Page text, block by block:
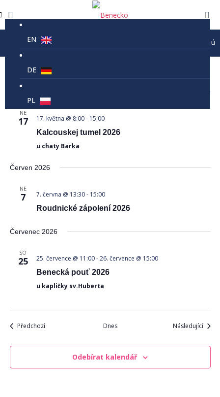
Prázdninový provoz lanovky Kejnos je 9-16 každé
EN
DE
PL
pro
pro
17.05.2026
Vyberte
NE
17 17. května @ 8:00- 15:00
Kalcouskej tumel 2026
u chaty Barka
Červen 2026
NE
7 7. června @ 13:30- 15:00
Roudnické zápolení 2026
Červenec 2026
SO
25 25. července @ 11:00-26. července @ 15:00
Benecká pouť 2026
u kapličky sv.Huberta
PředchozíAkce Dnes NásledujícíAkce
Odebírat kalendář